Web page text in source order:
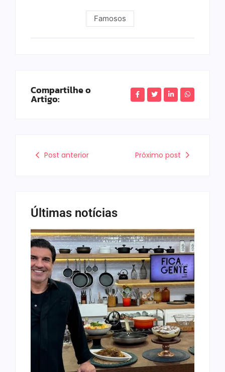
Famosos
Compartilhe o
Artigo:
Post anterior Próximo post
Últimas notícias